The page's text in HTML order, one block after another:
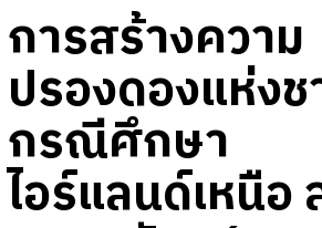
การสร้างความ
ปรองดองแห่ง
กรณีศึกษา
ไอร์แลนด์เหนือ